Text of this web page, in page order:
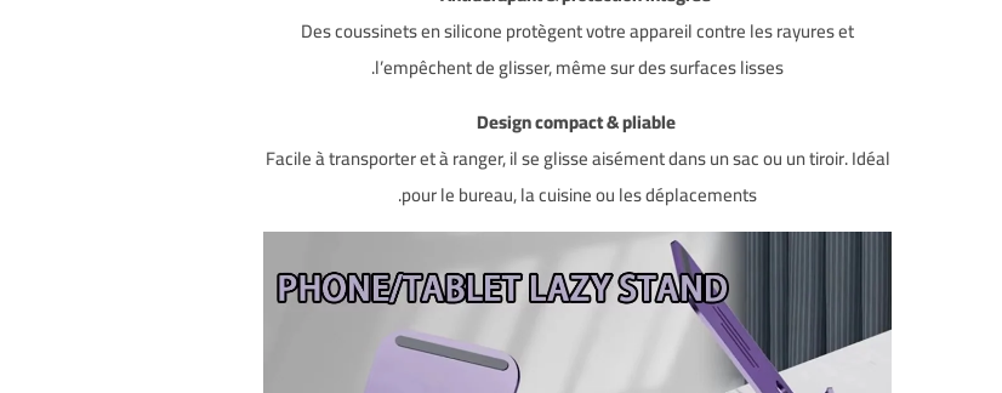
Des coussinets en silicone protègent votre appareil contre les rayures et
l’empêchent de glisser, même sur des surfaces lisses.
Design compact & pliable
Facile à transporter et à ranger, il se glisse aisément dans un sac ou un tiroir. Idéal
pour le bureau, la cuisine ou les déplacements.